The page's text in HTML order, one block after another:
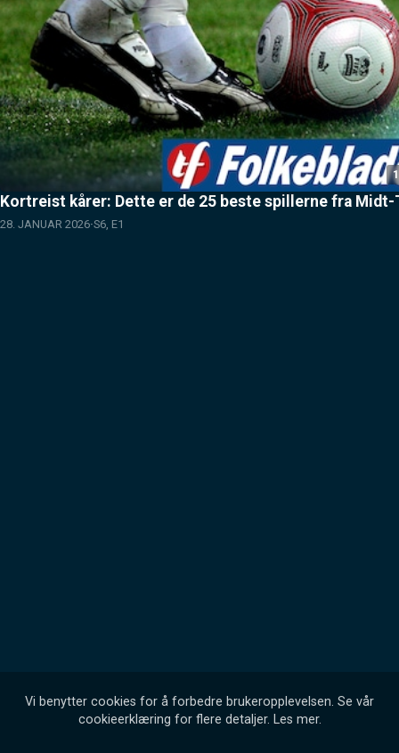
Kortreist kårer: Dette er de 25 beste spillerne fra Midt-
28. JANUAR 2026 S6, E1
Vi benytter cookies for å forbedre brukeropplevelsen. Se vår
cookieerklæring for flere detaljer. Les mer.